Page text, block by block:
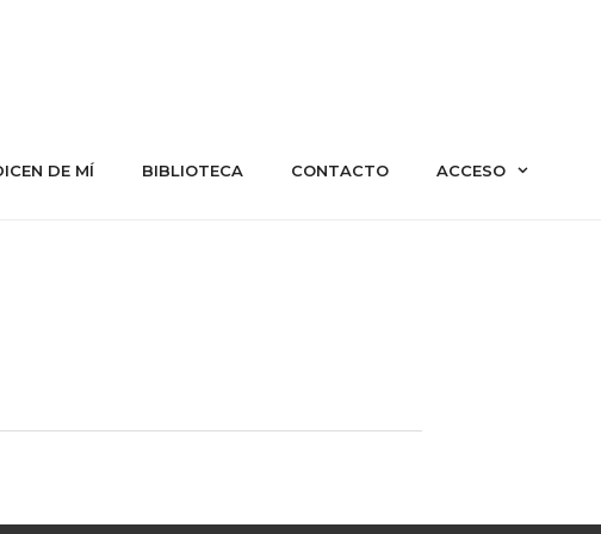
DE MÍ BIBLIOTECA CONTACTO ACCESO